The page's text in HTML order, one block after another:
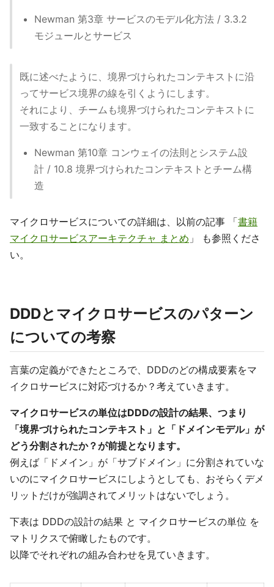
Newman 第3章 サービスのモデル化方法 / 3.3.2
モジュールとサービス
既に述べたように、境界づけられたコンテキストに沿
ってサービス境界の線を引くようにします。
それにより、チームも境界づけられたコンテキストに
一致することになります。
Newman 第10章 コンウェイの法則とシステム設
計 / 10.8 境界づけられたコンテキストとチーム構
造
マイクロサービスについての詳細は、以前の記事 「書籍
マイクロサービスアーキテクチャ まとめ 」 も参照くださ
い。
DDDとマイクロサービスのパターン
についての考察
言葉の定義ができたところで、DDDのどの構成要素をマ
イクロサービスに対応づけるか？考えていきます。
マイクロサービスの単位はDDDの設計の結果、つまり
「境界づけられたコンテキスト」と「ドメインモデル」が
どう分割されたか？が前提となります。
例えば「ドメイン」が「サブドメイン」に分割されていな
いのにマイクロサービスにしようとしても、おそらくデメ
リットだけが強調されてメリットはないでしょう。
下表は DDDの設計の結果 と マイクロサービスの単位 を
マトリクスで俯瞰したものです。
以降でそれぞれの組み合わせを見ていきます。